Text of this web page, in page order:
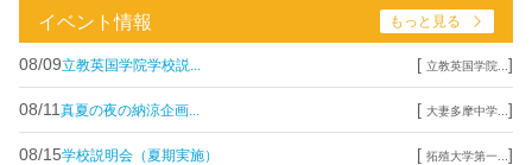
イベント情報 もっと見る
08/09立教英国学院学校説... [ 立教英国学院... ]
08/11 真夏の夜の納涼企画... [ 大妻多摩中学... ]
08/15学校説明会（夏期実施） [ 拓殖大学第一... ]